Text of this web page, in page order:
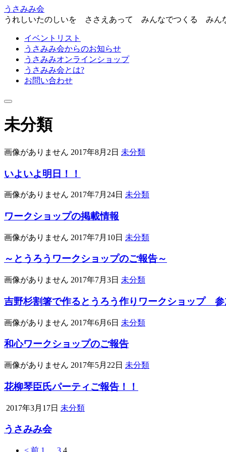
うさみみ会
うれしいたのしいを ささえあって みんなでつくる みん
イベントリスト
うさみみ会からのお知らせ
うさみみオンラインショップ
うさみみ会とは?
お問い合わせ
ナ
ビ
ゲ
ー
ョ
切
替
未分類
画像がありません 2017年8月2日 未分類
いよいよ明日！！
画像がありません 2017年7月24日 未分類
ワークショップの掲載情報
画像がありません 2017年7月10日 未分類
～とうろうワークショップのご報告～
画像がありません 2017年7月3日 未分類
吉野杉割箸で作るとうろう作りワークショップ 参
画像がありません 2017年6月6日 未分類
和心ワークショップのご報告
画像がありません 2017年5月22日 未分類
花柳琴臣氏パーティご報告！！
2017年3月17日 未分類
うさみみ会
< 前 1 3 4